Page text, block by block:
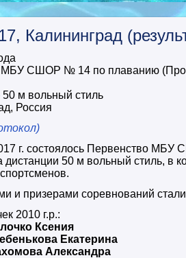
Калининград
МБУ СШОР № 14 по плаванию
м вольный стиль
Россия
г. состоялось Первенство
дистанции 50 м вольный стиль, в
и призерами соревнований
2010 г.р.:
Ксения
Екатерина
Александра